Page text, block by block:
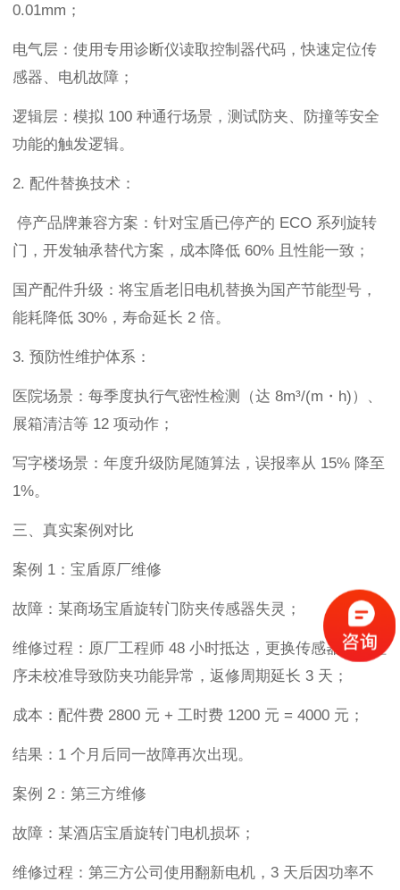
0.01mm；
电气层：使用专用诊断仪读取控制器代码，快速定位传
感器、电机故障；
逻辑层：模拟 100 种通行场景，测试防夹、防撞等安全
功能的触发逻辑。
2. 配件替换技术：
停产品牌兼容方案：针对宝盾已停产的 ECO 系列旋转
门，开发轴承替代方案，成本降低 60% 且性能一致；
国产配件升级：将宝盾老旧电机替换为国产节能型号，
能耗降低 30%，寿命延长 2 倍。
3. 预防性维护体系：
医院场景：每季度执行气密性检测（达 8m³/(m・h)）、
展箱清洁等 12 项动作；
写字楼场景：年度升级防尾随算法，误报率从 15% 降至
1%。
三、真实案例对比
案例 1：宝盾原厂维修
故障：某商场宝盾旋转门防夹传感器失灵；
维修过程：原厂工程师 48 小时抵达，更换传感器后因程
序未校准导致防夹功能异常，返修周期延长 3 天；
成本：配件费 2800 元 + 工时费 1200 元 = 4000 元；
结果：1 个月后同一故障再次出现。
案例 2：第三方维修
故障：某酒店宝盾旋转门电机损坏；
维修过程：第三方公司使用翻新电机，3 天后因功率不